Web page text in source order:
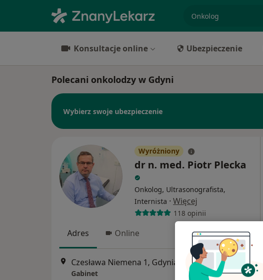
Konsultacje online Ubezpieczenie
Polecani onkolodzy w Gdyni
Wybierz swoje ubezpieczenie
Wyróżniony
dr n. med. Piotr Plecka
Onkolog, Ultrasonografista,
Internista · Więcej
118 opinii
Adres Online
Czesława Niemena 1, Gdynia Mapa
Gabinet